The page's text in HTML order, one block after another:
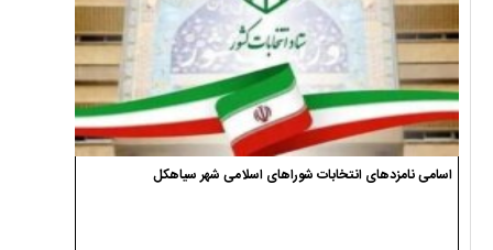
اسامی نامزدهای انتخابات شوراهای اسلامی شهر سیاهکل